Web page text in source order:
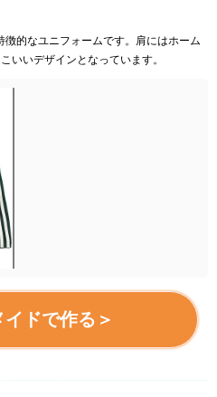
的なユニフォームです。肩にはホーム
いいデザインとなっています。
ドで作る＞